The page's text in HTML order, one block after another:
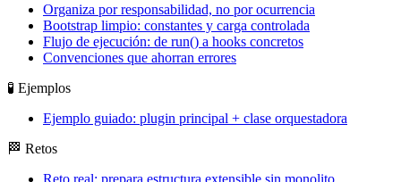
Organiza por responsabilidad, no por ocurrencia
Bootstrap limpio: constantes y carga controlada
Flujo de ejecución: de run() a hooks concretos
Convenciones que ahorran errores
🧪 Ejemplos
Ejemplo guiado: plugin principal + clase orquestadora
🏁 Retos
Reto real: prepara estructura extensible sin monolito